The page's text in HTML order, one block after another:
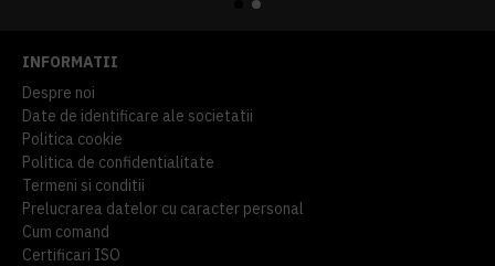
INFORMATII
Despre noi
Date de identificare ale societatii
Politica cookie
Politica de confidentialitate
Termeni si conditii
Prelucrarea datelor cu caracter personal
Cum comand
Certificari ISO